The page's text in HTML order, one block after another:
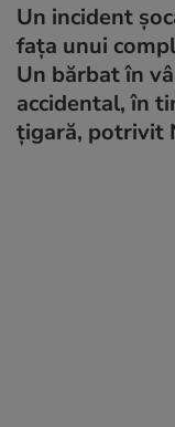
Un incident
fața unui
Un bărbat în
accidental, în
țigară, potrivit